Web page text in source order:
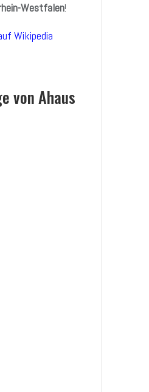
Westfalen!
Wikipedia
von Ahaus